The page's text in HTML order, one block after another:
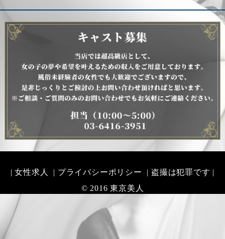
| 女性求人 | プライバシーポリシー
| 盗撮は犯罪です |
© 2016 東京美人